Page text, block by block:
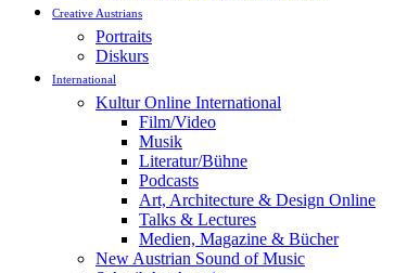
Creative Austrians
Portraits
Diskurs
International
Kultur Online International
Film/Video
Musik
Literatur/Bühne
Podcasts
Art, Architecture & Design Online
Talks & Lectures
Medien, Magazine & Bücher
New Austrian Sound of Music